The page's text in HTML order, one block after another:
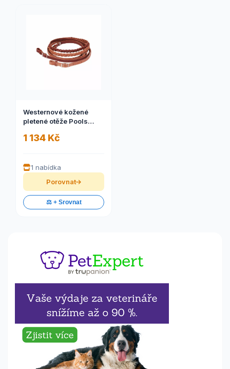
Westernové kožené
pletené otěže Pools
1 134 Kč
1 nabídka
Porovnat
⚖️ + Srovnat